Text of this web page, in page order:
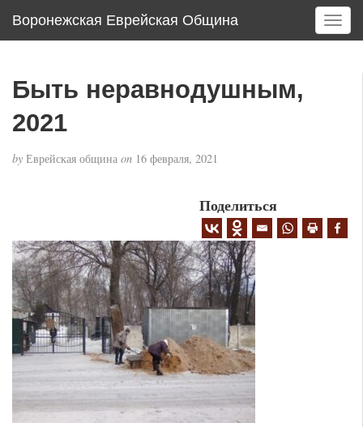
Воронежская Еврейская Община
T
o
a
t
Быть неравнодушным,
2021
by Еврейская община on 16 февраля, 2021
Поделиться